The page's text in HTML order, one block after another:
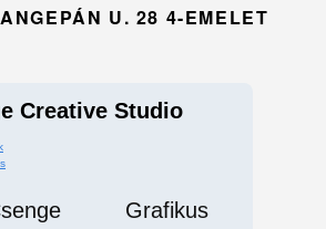
U. 28 4-EMELET
Creative Studio
Grafikus